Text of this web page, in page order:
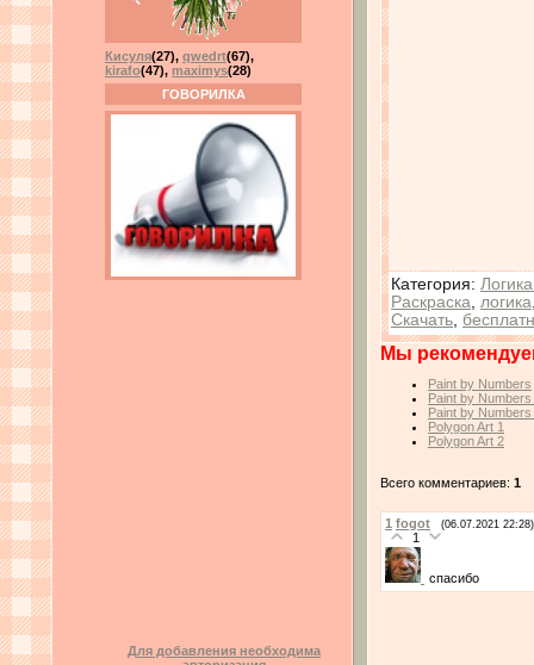
Кисуля(27), qwedrt(67),
kirafo(47), maximys(28)
ГОВОРИЛКА
Для добавления необходима
Категория:
Раскраска
логика
Скачать
Мы
Paint by Numbers
Paint by Numbers
Paint by Numbers
Polygon Art 1
Polygon Art 2
Всего комментариев: 1
1 fogot (06.07.2021 22:28)
1
спасибо